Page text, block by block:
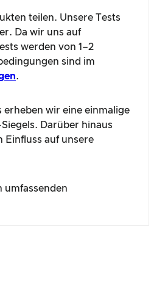
teilen. Unsere Tests
Da wir uns auf
werden von 1–2
sind im
.
wir eine einmalige
Darüber hinaus
Einfluss auf unsere
umfassenden